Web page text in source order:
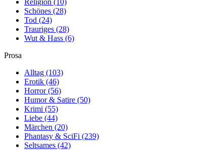
Religion (10)
Schönes (28)
Tod (24)
Trauriges (28)
Wut & Hass (6)
Prosa
Alltag (103)
Erotik (46)
Horror(56)
Humor & Satire (50)
Krimi (55)
Liebe (44)
Märchen (20)
Phantasy & SciFi (239)
Seltsames (42)